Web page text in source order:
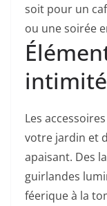
soit pour un
ou une soirée
intimité
Les
votre jardin et
apaisant. Des
guirlandes
féerique à la